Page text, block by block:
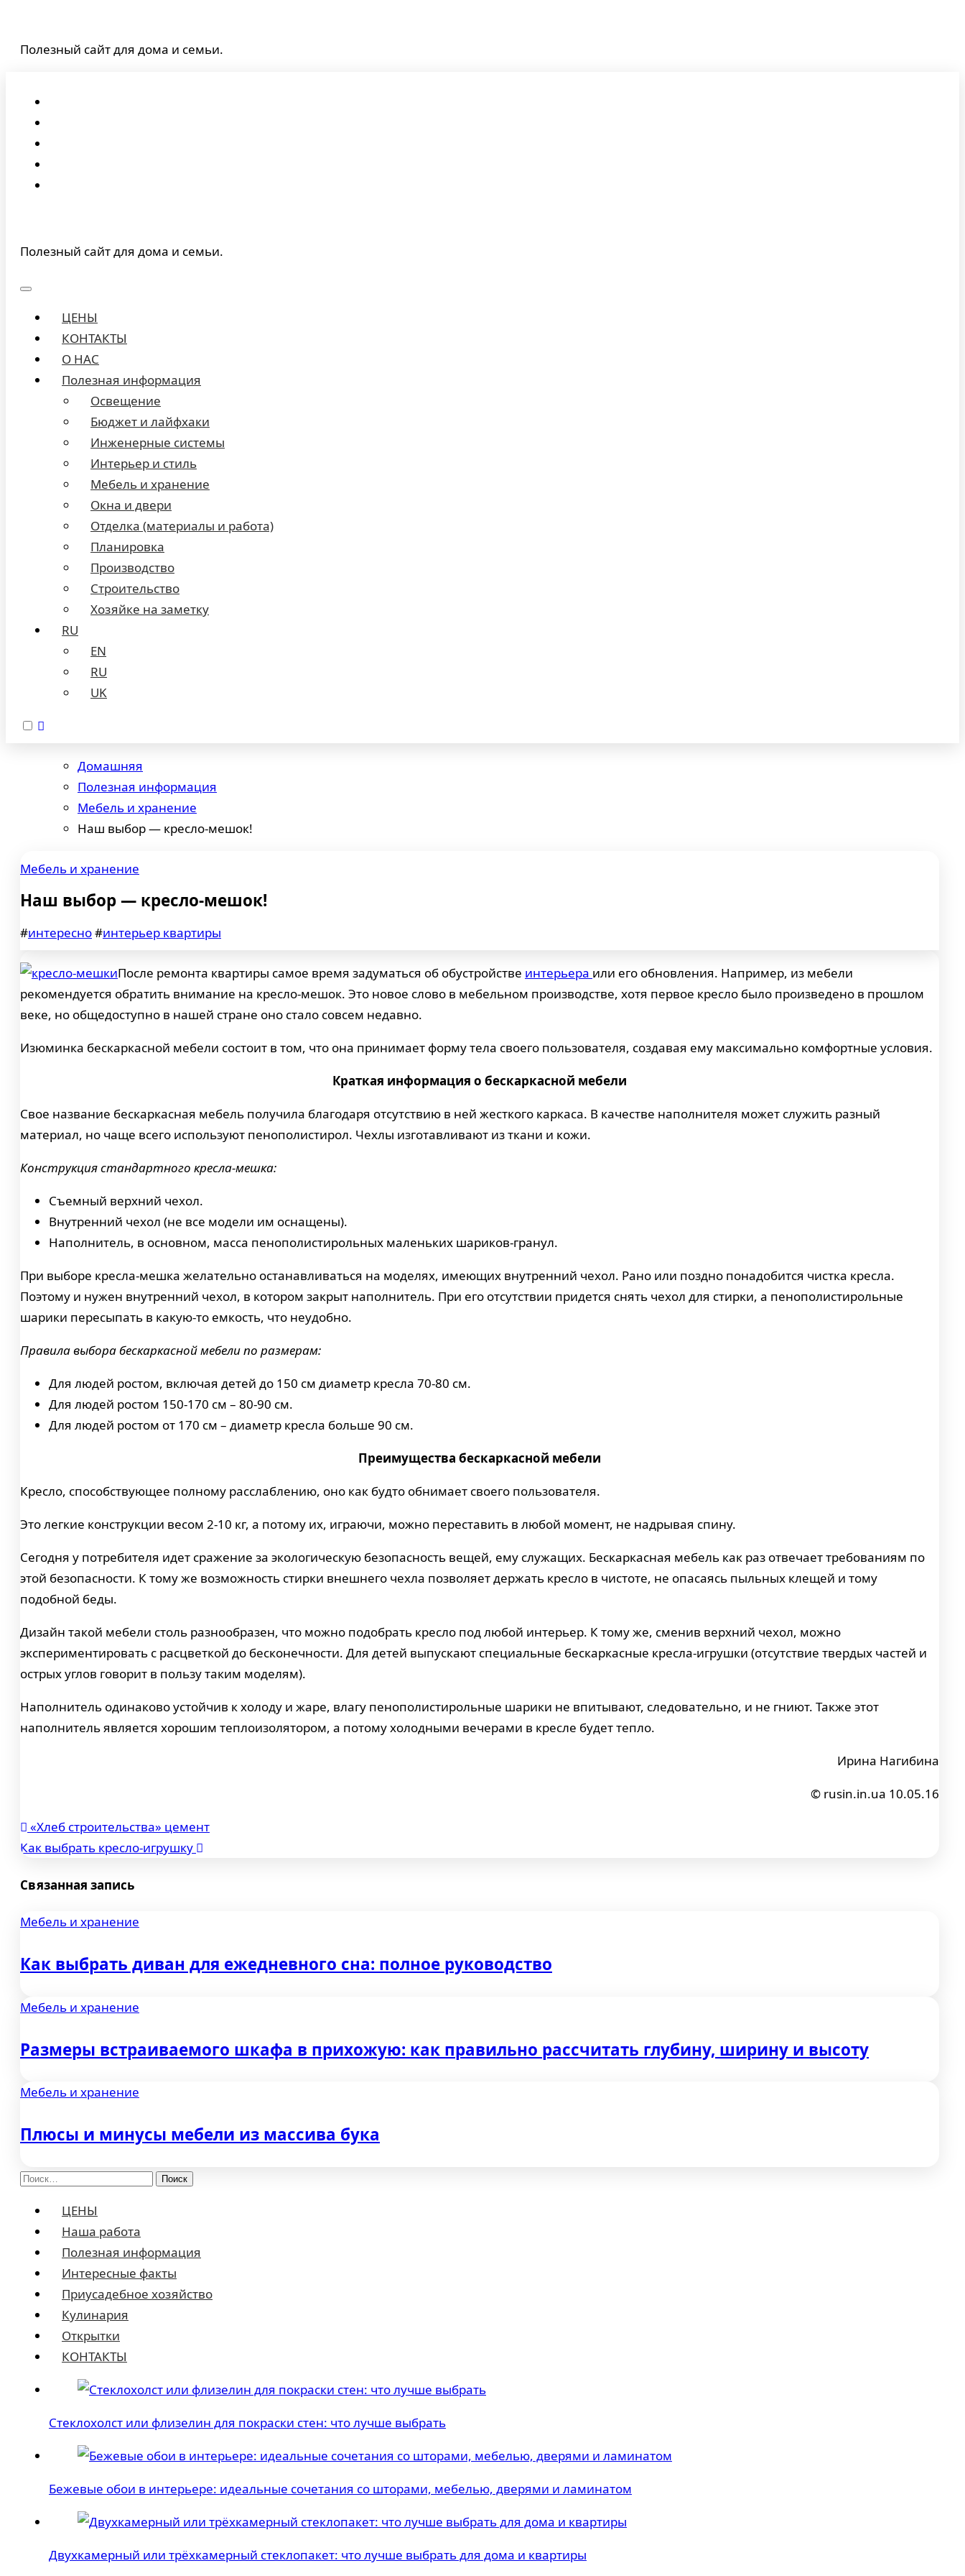
содержимому
Полезный сайт для дома и семьи.
Полезный сайт для дома и семьи.
ЦЕНЫ
КОНТАКТЫ
О НАС
Полезная информация
Освещение
Бюджет и лайфхаки
Инженерные системы
Интерьер и стиль
Мебель и хранение
Окна и двери
Отделка (материалы и работа)
Планировка
Производство
Строительство
Хозяйке на заметку
RU
EN
RU
UK
Домашняя
Полезная информация
Мебель и хранение
Наш выбор — кресло-мешок!
Мебель и хранение
Наш выбор — кресло-мешок!
#интересно#интерьер квартиры
После ремонта квартиры самое время задуматься об обустройстве интерьера или его обновления. Например, из мебели
рекомендуется обратить внимание на кресло-мешок. Это новое слово в мебельном производстве, хотя первое кресло было произведено в прошлом
веке, но общедоступно в нашей стране оно стало совсем недавно.
Изюминка бескаркасной мебели состоит в том, что она принимает форму тела своего пользователя, создавая ему максимально комфортные условия.
Краткая информация о бескаркасной мебели
Свое название бескаркасная мебель получила благодаря отсутствию в ней жесткого каркаса. В качестве наполнителя может служить разный
материал, но чаще всего используют пенополистирол. Чехлы изготавливают из ткани и кожи.
Конструкция стандартного кресла-мешка:
Съемный верхний чехол.
Внутренний чехол (не все модели им оснащены).
Наполнитель, в основном, масса пенополистирольных маленьких шариков-гранул.
При выборе кресла-мешка желательно останавливаться на моделях, имеющих внутренний чехол. Рано или поздно понадобится чистка кресла.
Поэтому и нужен внутренний чехол, в котором закрыт наполнитель. При его отсутствии придется снять чехол для стирки, а пенополистирольные
шарики пересыпать в какую-то емкость, что неудобно.
Правила выбора бескаркасной мебели по размерам:
Для людей ростом, включая детей до 150 см диаметр кресла 70-80 см.
Для людей ростом 150-170 см – 80-90 см.
Для людей ростом от 170 см – диаметр кресла больше 90 см.
Преимущества бескаркасной мебели
Кресло, способствующее полному расслаблению, оно как будто обнимает своего пользователя.
Это легкие конструкции весом 2-10 кг, а потому их, играючи, можно переставить в любой момент, не надрывая спину.
Сегодня у потребителя идет сражение за экологическую безопасность вещей, ему служащих. Бескаркасная мебель как раз отвечает требованиям по
этой безопасности. К тому же возможность стирки внешнего чехла позволяет держать кресло в чистоте, не опасаясь пыльных клещей и тому
подобной беды.
Дизайн такой мебели столь разнообразен, что можно подобрать кресло под любой интерьер. К тому же, сменив верхний чехол, можно
экспериментировать с расцветкой до бесконечности. Для детей выпускают специальные бескаркасные кресла-игрушки (отсутствие твердых частей и
острых углов говорит в пользу таким моделям).
Наполнитель одинаково устойчив к холоду и жаре, влагу пенополистирольные шарики не впитывают, следовательно, и не гниют. Также этот
наполнитель является хорошим теплоизолятором, а потому холодными вечерами в кресле будет тепло.
Ирина Нагибина
© rusin.in.ua 10.05.16
Навигация
записям
«Хлеб строительства» цемент
Как выбрать кресло-игрушку
Связанная запись
Мебель и хранение
Как выбрать диван для ежедневного сна: полное руководство
Мебель и хранение
Размеры встраиваемого шкафа в прихожую: как правильно рассчитать глубину, ширину и высоту
Мебель и хранение
Плюсы и минусы мебели из массива бука
Найти:
ЦЕНЫ
Наша работа
Полезная информация
Интересные факты
Приусадебное хозяйство
Кулинария
Открытки
КОНТАКТЫ
Стеклохолст или флизелин для покраски стен: что лучше выбрать
Бежевые обои в интерьере: идеальные сочетания со шторами, мебелью, дверями и ламинатом
Двухкамерный или трёхкамерный стеклопакет: что лучше выбрать для дома и квартиры